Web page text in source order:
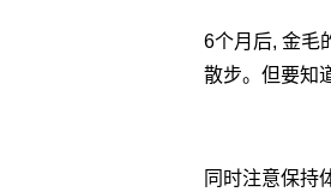
6个月后, 金毛
散步。但要知
同时注意保持